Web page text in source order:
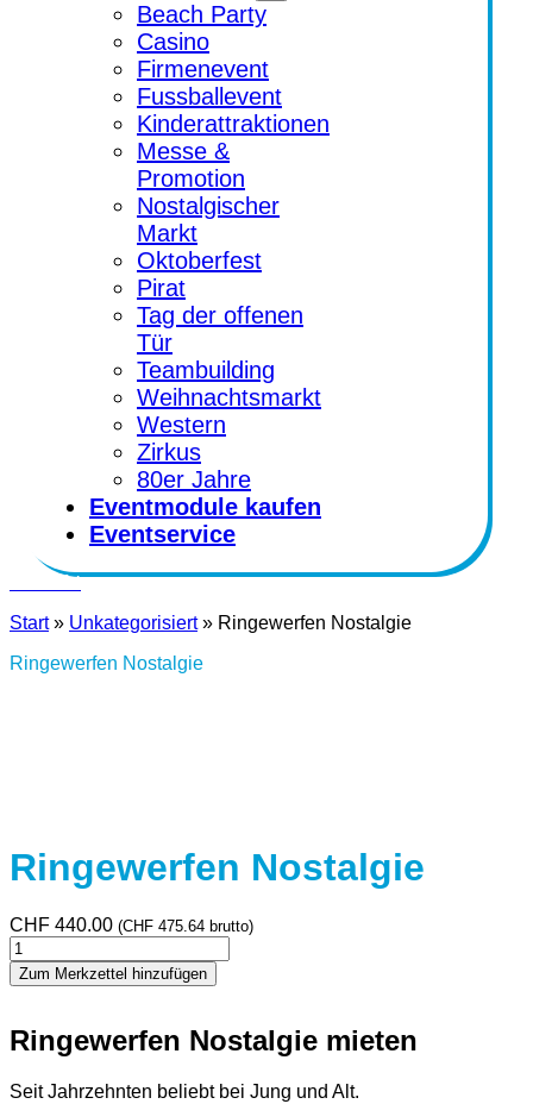
Beach Party
Casino
Firmenevent
Fussballevent
Kinderattraktionen
Messe &
Promotion
Nostalgischer
Markt
Oktoberfest
Pirat
Tag der offenen
Tür
Teambuilding
Weihnachtsmarkt
Western
Zirkus
80er Jahre
Eventmodule kaufen
Eventservice
Kontakt
Start» Unkategorisiert» Ringewerfen Nostalgie
Ringewerfen Nostalgie
Ringewerfen Nostalgie
CHF 440.00 (CHF 475.64 brutto)
Ringewerfen
Nostalgie
Menge
Zum Merkzettel hinzufügen
Ringewerfen Nostalgie mieten
Seit Jahrzehnten beliebt bei Jung und Alt.